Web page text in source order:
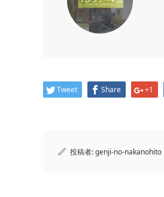
Tweet Share +1
投稿者:genji-no-nakanohito